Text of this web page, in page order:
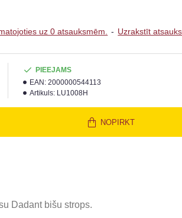
uz 0 atsauksmēm. - Uzrakstīt
PIEEJAMS
EAN: 2000000544113
Artikuls: LU1008H
NOPIRKT
Dadant bišu strops.